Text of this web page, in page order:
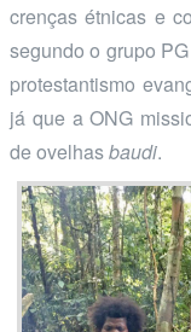
crenças étnicas e
segundo o grupo
protestantismo
já que a ONG
de ovelhasbaudi.